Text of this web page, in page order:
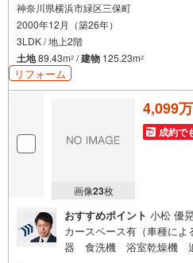
神奈川県横浜市緑区三保町
2000年12月（築26年）
3LDK / 地上2階
土地89.43m2 /建物 125.23m2
リフォーム
画像23枚
4,099
成約で
おすすめポイント 小松 優晃
カースペース有（車種に
器 食洗機 浴室乾燥機